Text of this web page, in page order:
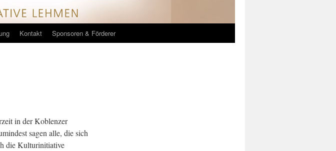
Kontakt Sponsoren & Förderer
in der Koblenzer
sagen alle, die sich
die Kulturinitiative